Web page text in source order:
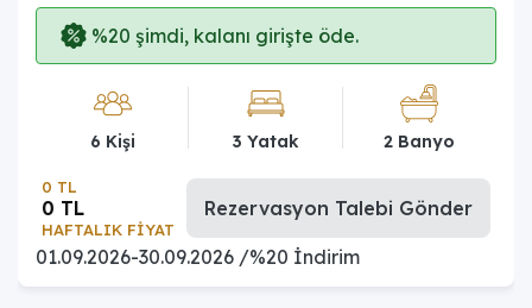
%20 şimdi, kalanı girişte öde.
6 Kişi 3 Yatak 2 Banyo
HAFTALIK FİYAT
0 TL
0 TL
Rezervasyon Talebi Gönder
01.09.2026-30.09.2026 /%20 İndirim